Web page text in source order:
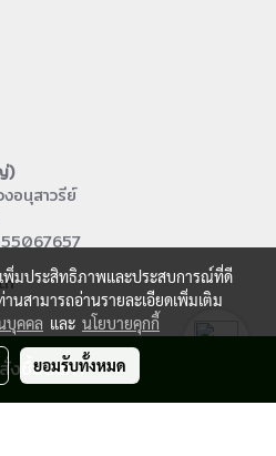
สั่งซื้อสินค้า
)
อนุสาวรีย์
เพิ่มประสิทธิภาพและประสบการณ์ที่ดี
นสามารถอ่านรายละเอียดเพิ่มเติม
บุคคล และ นโยบายคุกกี้
ยอมรับทั้งหมด